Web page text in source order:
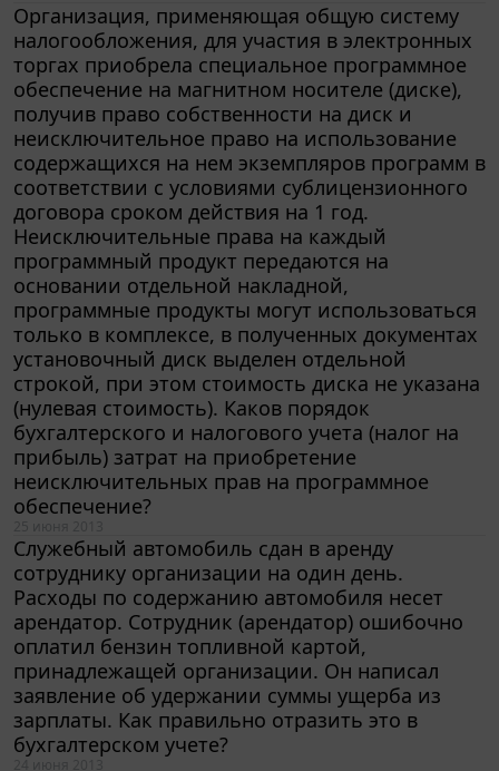
Организация, применяющая общую систему
налогообложения, для участия в электронных
торгах приобрела специальное программное
обеспечение на магнитном носителе (диске),
получив право собственности на диск и
неисключительное право на использование
содержащихся на нем экземпляров программ в
соответствии с условиями сублицензионного
договора сроком действия на 1 год.
Неисключительные права на каждый
программный продукт передаются на
основании отдельной накладной,
программные продукты могут использоваться
только в комплексе, в полученных документах
установочный диск выделен отдельной
строкой, при этом стоимость диска не указана
(нулевая стоимость). Каков порядок
бухгалтерского и налогового учета (налог на
прибыль) затрат на приобретение
неисключительных прав на программное
обеспечение?
Служебный автомобиль сдан в аренду
сотруднику организации на один день.
Расходы по содержанию автомобиля несет
арендатор. Сотрудник (арендатор) ошибочно
оплатил бензин топливной картой,
принадлежащей организации. Он написал
заявление об удержании суммы ущерба из
зарплаты. Как правильно отразить это в
бухгалтерском учете?